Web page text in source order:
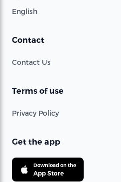
English
Contact
Contact Us
Terms of use
Privacy Policy
Get the app
Download on the
App Store